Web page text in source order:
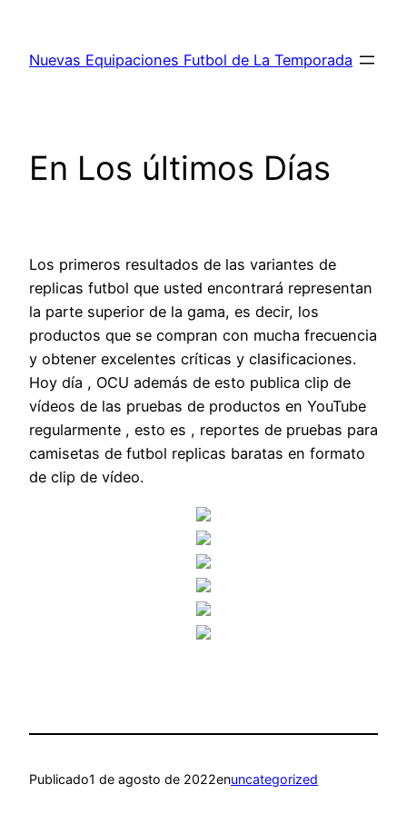
contenido
Nuevas Equipaciones Futbol de La Temporada
En Los últimos Días
Los primeros resultados de las variantes de
replicas futbol que usted encontrará representan
la parte superior de la gama, es decir, los
productos que se compran con mucha frecuencia
y obtener excelentes críticas y clasificaciones.
Hoy día , OCU además de esto publica clip de
vídeos de las pruebas de productos en YouTube
regularmente , esto es , reportes de pruebas para
camisetas de futbol replicas baratas en formato
de clip de vídeo.
Publicado1 de agosto de 2022enuncategorized